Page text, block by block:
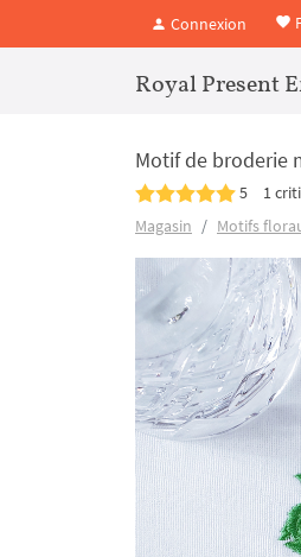
Connexion
Royal Present
Motif de broderie
5 1
Magasin
Motifs